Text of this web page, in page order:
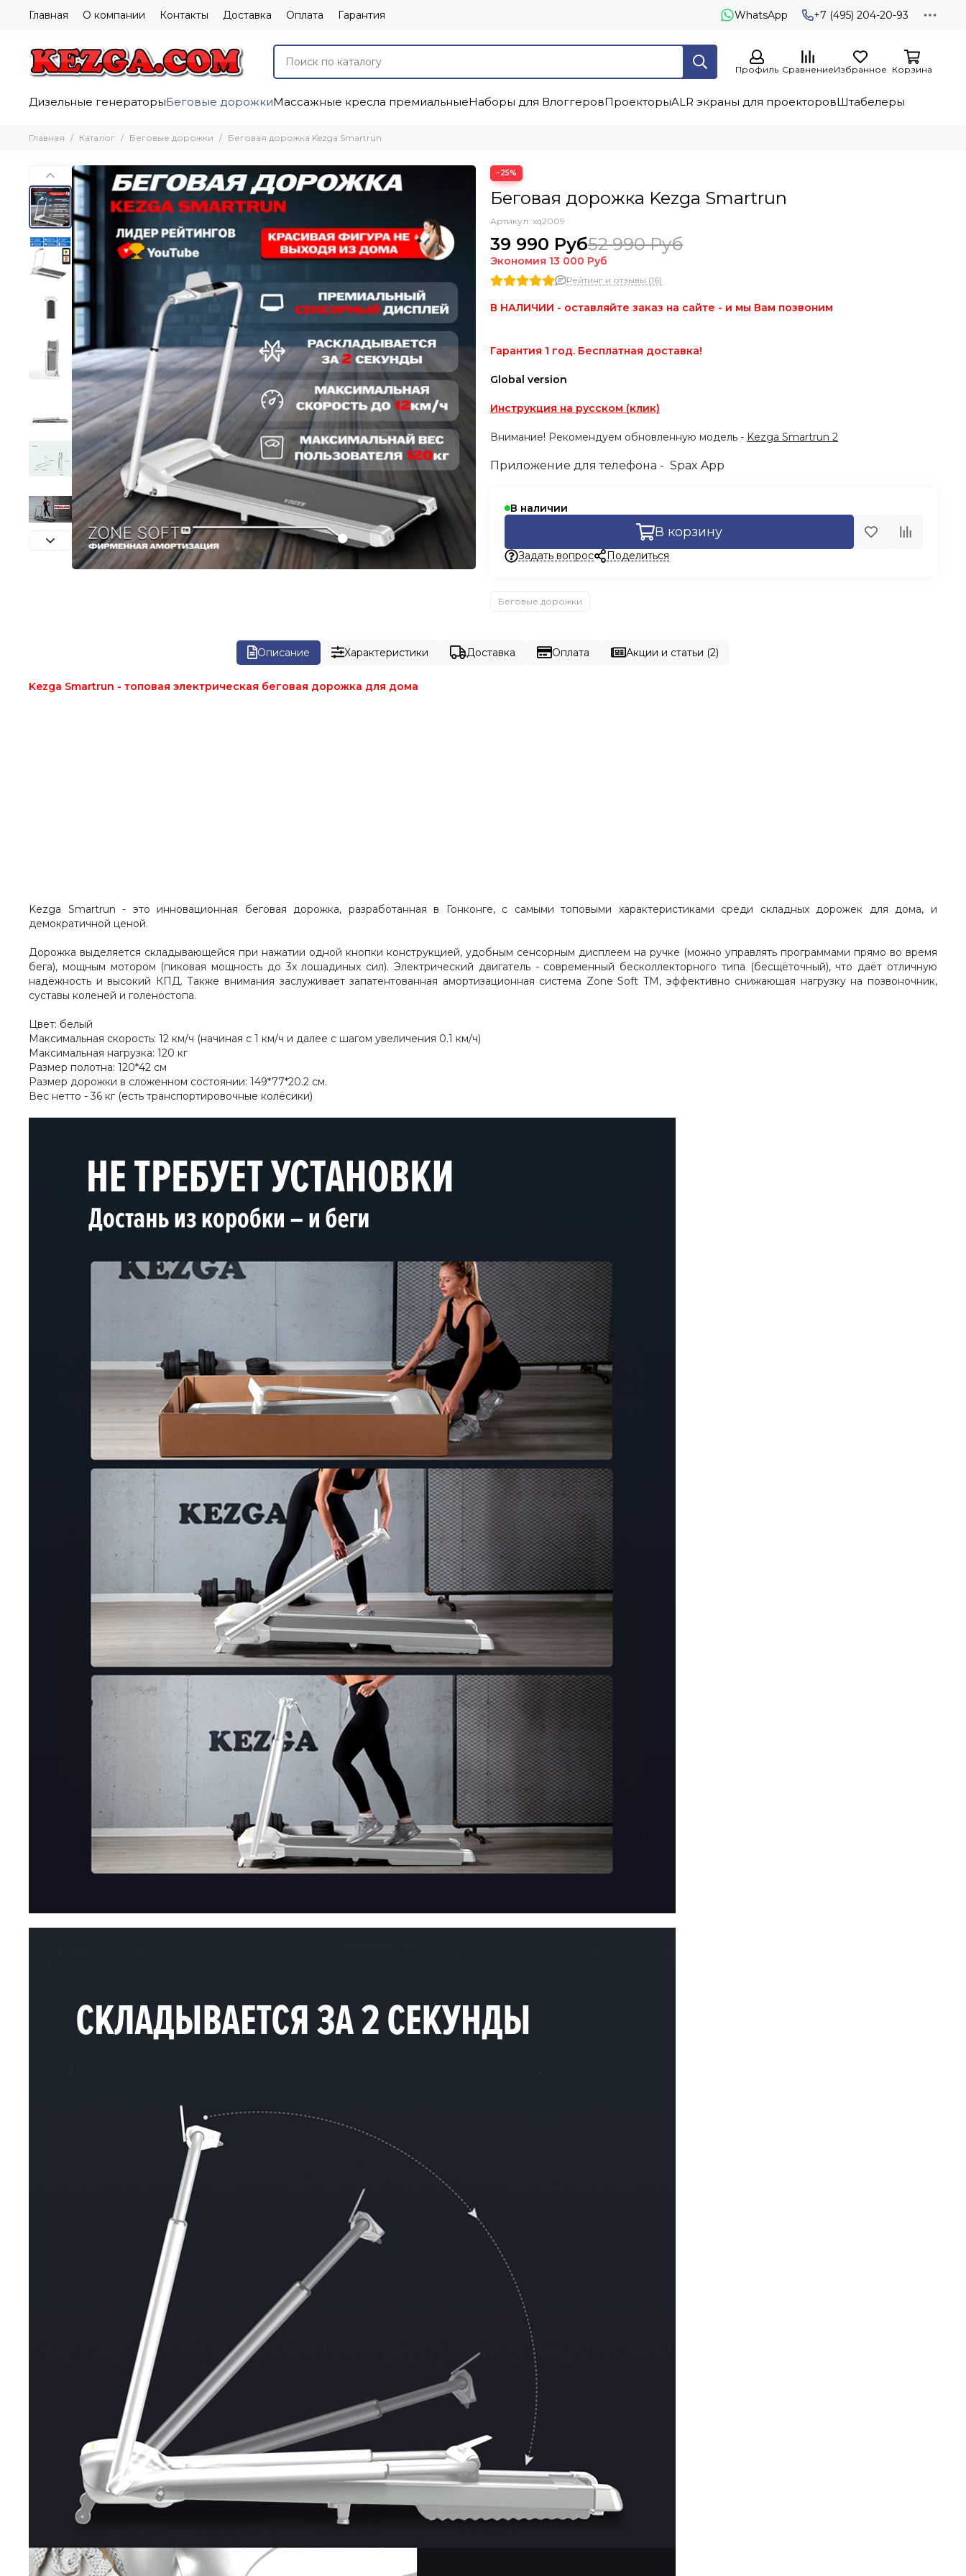
Главная О компании Контакты Доставка Оплата Гарантия WhatsApp +7 (495) 204-20-93
Профиль СравнениеИзбранное Корзина
Дизельные генераторыБеговые дорожкиМассажные кресла премиальныеНаборы для ВлоггеровПроекторыALR экраны для проекторовШтабелеры
Главная Каталог Беговые дорожки Беговая дорожка Kezga Smartrun
−25%
Беговая дорожка Kezga Smartrun
Артикул: xq2009
39 990 Руб52 990 Руб
Экономия 13 000 Руб
Рейтинг и отзывы (16)
В НАЛИЧИИ - оставляйте заказ на сайте - и мы Вам позвоним
Гарантия 1 год. Бесплатная доставка!
Global version
Инструкция на русском (клик)
Внимание! Рекомендуем обновленную модель - Kezga Smartrun 2
Приложение для телефона - Spax App
В наличии
В корзину
Задать вопрос Поделиться
Беговые дорожки
Описание Характеристики Доставка Оплата Акции и статьи (2)
Kezga Smartrun - топовая электрическая беговая дорожка для дома
Kezga Smartrun - это инновационная беговая дорожка, разработанная в Гонконге, с самыми топовыми характеристиками среди складных дорожек для дома, и
демократичной ценой.
Дорожка выделяется складывающейся при нажатии одной кнопки конструкцией, удобным сенсорным дисплеем на ручке (можно управлять программами прямо во время
бега), мощным мотором (пиковая мощность до 3х лошадиных сил). Электрический двигатель- современный бесколлекторного типа (бесщёточный), что даёт отличную
надёжность и высокий КПД.Также внимания заслуживает запатентованная амортизационная система Zone Soft TM, эффективно снижающая нагрузку на позвоночник,
суставы коленей и голеностопа.
Цвет: белый
Максимальная скорость: 12 км/ч (начиная с 1 км/ч и далее с шагом увеличения 0.1 км/ч)
Максимальная нагрузка: 120 кг
Размер полотна: 120*42 см
Размер дорожки в сложенном состоянии: 149*77*20.2 см.
Вес нетто - 36 кг (есть транспортировочные колёсики)